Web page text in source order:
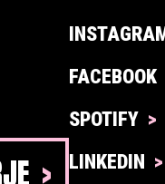
FACEBOOK
SPOTIFY
LINKEDIN